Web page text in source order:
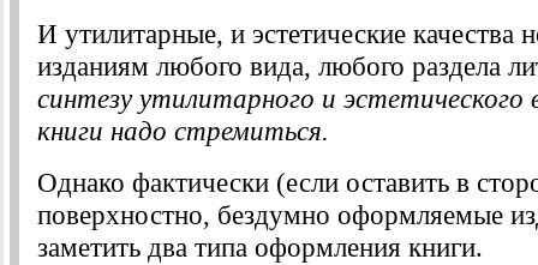
И утилитарные, и эстетические качества
изданиям любого вида, любого раздела
синтезу утилитарного и эстетического
книги надо стремиться.
Однако фактически (если оставить в
поверхностно, бездумно оформляемые
заметить два типа оформления книги.